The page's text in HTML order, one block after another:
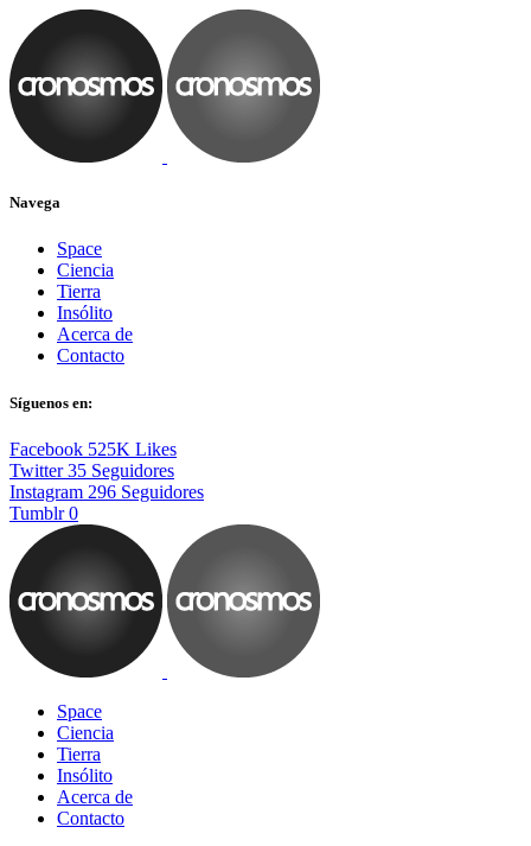
Navega
Space
Ciencia
Tierra
Insólito
Acerca de
Contacto
Síguenos en:
Facebook 525K Likes
Twitter 35 Seguidores
Instagram 296 Seguidores
Tumblr 0
Space
Ciencia
Tierra
Insólito
Acerca de
Contacto